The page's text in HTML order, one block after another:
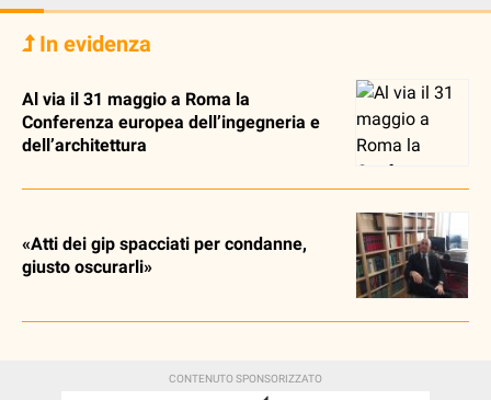
In evidenza
Al via il 31 maggio a Roma la
Conferenza europea dell’ingegneria e
dell’architettura
«Atti dei gip spacciati per condanne,
giusto oscurarli»